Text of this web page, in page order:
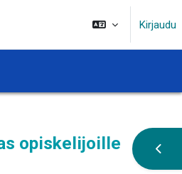
Kirjaudu
opiskelijoille Avaa